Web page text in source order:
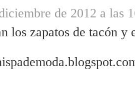
de 2012 a las
los zapatos de tacón y